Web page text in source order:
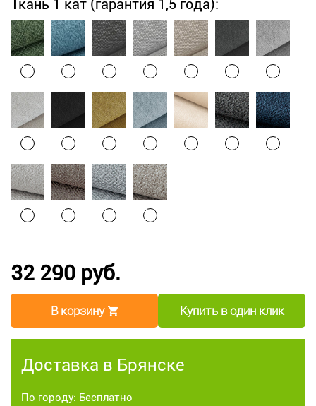
Ткань 1 кат (гарантия 1,5 года):
32 290 руб.
В корзину Купить в один клик
Доставка в Брянске
По городу: Бесплатно